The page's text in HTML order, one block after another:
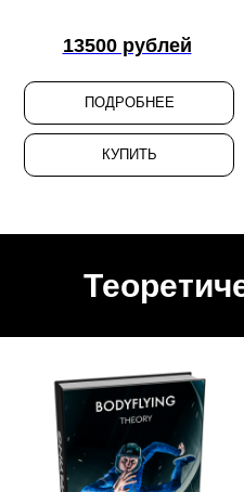
13500 рублей
ПОДРОБНЕЕ
КУПИТЬ